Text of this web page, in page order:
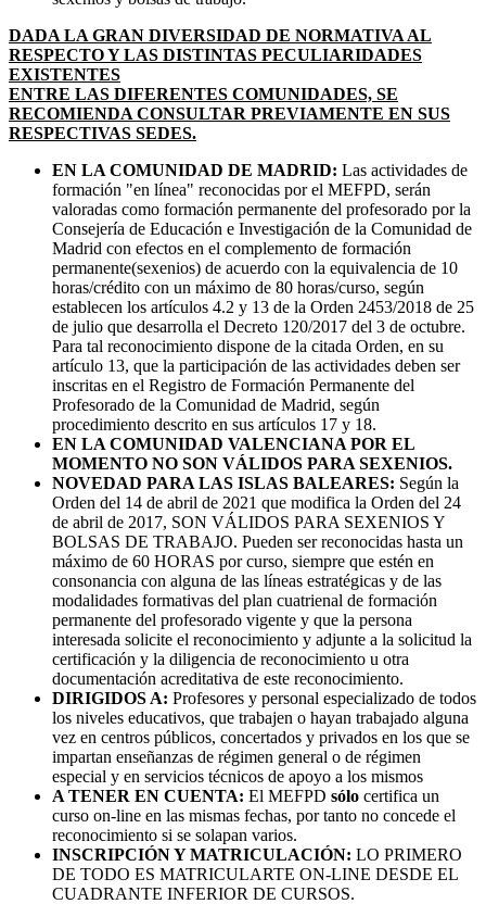
DADA LA GRAN DIVERSIDAD DE NORMATIVA AL
RESPECTO Y LAS DISTINTAS PECULIARIDADES
EXISTENTES
ENTRE LAS DIFERENTES COMUNIDADES, SE
RECOMIENDA CONSULTAR PREVIAMENTE EN SUS
RESPECTIVAS SEDES.
EN LA COMUNIDAD DE MADRID: Las actividades de
formación "en línea" reconocidas por el MEFPD, serán
valoradas como formación permanente del profesorado por la
Consejería de Educación e Investigación de la Comunidad de
Madrid con efectos en el complemento de formación
permanente(sexenios) de acuerdo con la equivalencia de 10
horas/crédito con un máximo de 80 horas/curso, según
establecen los artículos 4.2 y 13 de la Orden 2453/2018 de 25
de julio que desarrolla el Decreto 120/2017 del 3 de octubre.
Para tal reconocimiento dispone de la citada Orden, en su
artículo 13, que la participación de las actividades deben ser
inscritas en el Registro de Formación Permanente del
Profesorado de la Comunidad de Madrid, según
procedimiento descrito en sus artículos 17 y 18.
EN LA COMUNIDAD VALENCIANA POR EL
MOMENTO NO SON VÁLIDOS PARA SEXENIOS.
NOVEDAD PARA LAS ISLAS BALEARES: Según la
Orden del 14 de abril de 2021 que modifica la Orden del 24
de abril de 2017, SON VÁLIDOS PARA SEXENIOS Y
BOLSAS DE TRABAJO. Pueden ser reconocidas hasta un
máximo de 60 HORAS por curso, siempre que estén en
consonancia con alguna de las líneas estratégicas y de las
modalidades formativas del plan cuatrienal de formación
permanente del profesorado vigente y que la persona
interesada solicite el reconocimiento y adjunte a la solicitud la
certificación y la diligencia de reconocimiento u otra
documentación acreditativa de este reconocimiento.
DIRIGIDOS A: Profesores y personal especializado de todos
los niveles educativos, que trabajen o hayan trabajado alguna
vez en centros públicos, concertados y privados en los que se
impartan enseñanzas de régimen general o de régimen
especial y en servicios técnicos de apoyo a los mismos
A TENER EN CUENTA: El MEFPD sólo certifica un
curso on-line en las mismas fechas, por tanto no concede el
reconocimiento si se solapan varios.
INSCRIPCIÓN Y MATRICULACIÓN: LO PRIMERO
DE TODO ES MATRICULARTE ON-LINE DESDE EL
CUADRANTE INFERIOR DE CURSOS.